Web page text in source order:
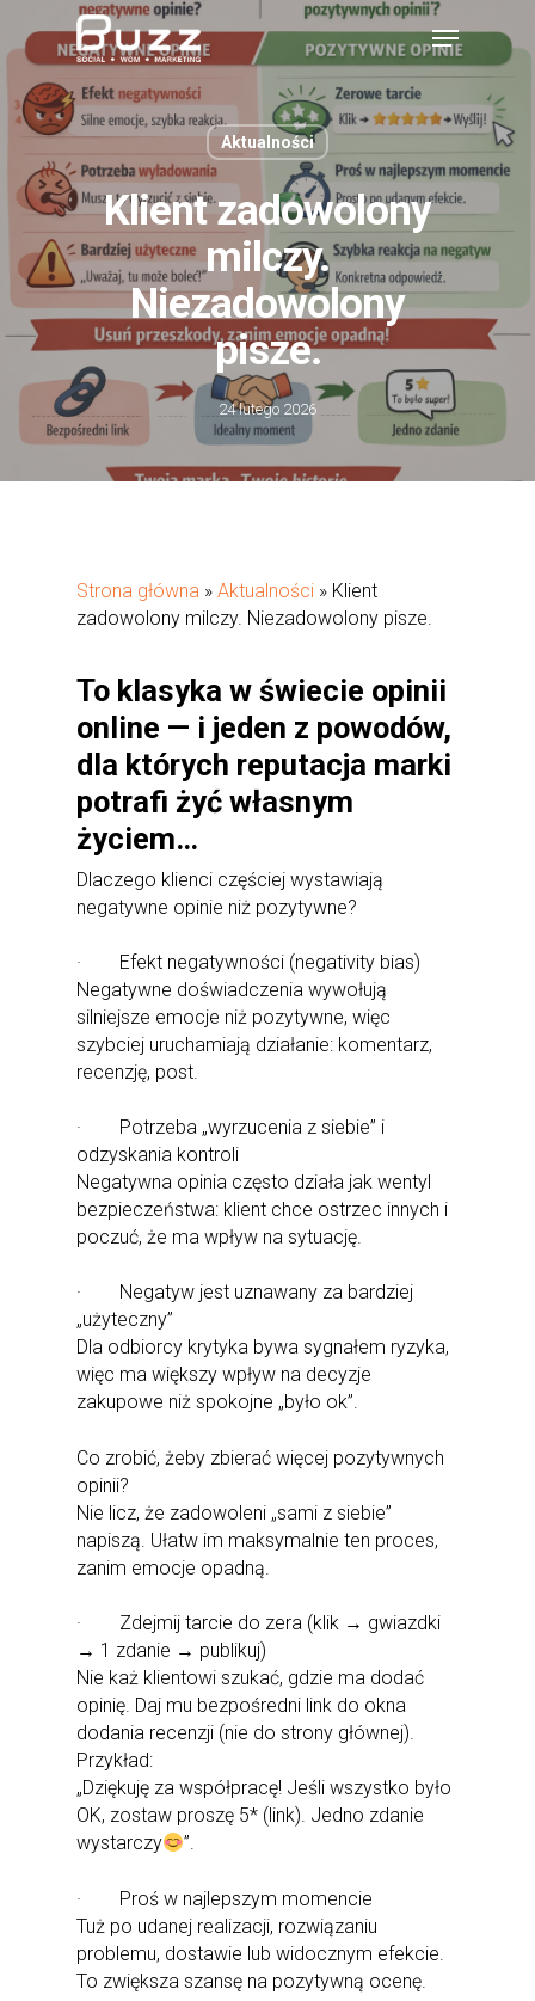
main
content
Menu
Aktualności
Klient zadowolony
milczy.
Niezadowolony
pisze.
24 lutego 2026
Strona główna » Aktualności » Klient
zadowolony milczy. Niezadowolony pisze.
To klasyka w świecie opinii
online — i jeden z powodów,
dla których reputacja marki
potrafi żyć własnym
życiem…
Dlaczego klienci częściej wystawiają
negatywne opinie niż pozytywne?
· Efekt negatywności (negativity bias)
Negatywne doświadczenia wywołują
silniejsze emocje niż pozytywne, więc
szybciej uruchamiają działanie: komentarz,
recenzję, post.
· Potrzeba „wyrzucenia z siebie” i
odzyskania kontroli
Negatywna opinia często działa jak wentyl
bezpieczeństwa: klient chce ostrzec innych i
poczuć, że ma wpływ na sytuację.
· Negatyw jest uznawany za bardziej
„użyteczny”
Dla odbiorcy krytyka bywa sygnałem ryzyka,
więc ma większy wpływ na decyzje
zakupowe niż spokojne „było ok”.
Co zrobić, żeby zbierać więcej pozytywnych
opinii?
Nie licz, że zadowoleni „sami z siebie”
napiszą. Ułatw im maksymalnie ten proces,
zanim emocje opadną.
· Zdejmij tarcie do zera (klik → gwiazdki
→ 1 zdanie → publikuj)
Nie każ klientowi szukać, gdzie ma dodać
opinię. Daj mu bezpośredni link do okna
dodania recenzji (nie do strony głównej).
Przykład:
„Dziękuję za współpracę! Jeśli wszystko było
OK, zostaw proszę 5* (link). Jedno zdanie
wystarczy
”.
· Proś w najlepszym momencie
Tuż po udanej realizacji, rozwiązaniu
problemu, dostawie lub widocznym efekcie.
To zwiększa szansę na pozytywną ocenę.